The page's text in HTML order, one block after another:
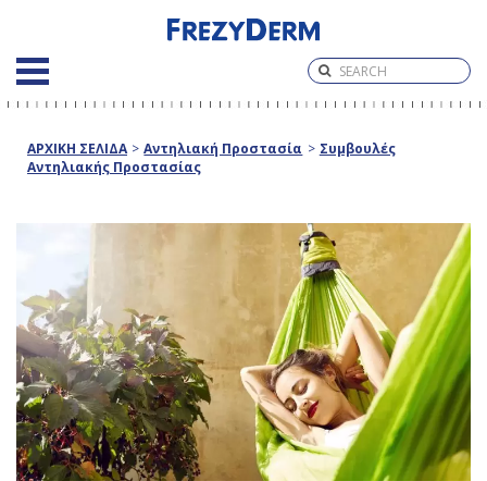
ΑΡΧΙΚΗ ΣΕΛΙΔΑ > Αντηλιακή Προστασία > Συμβουλές
Αντηλιακής Προστασίας